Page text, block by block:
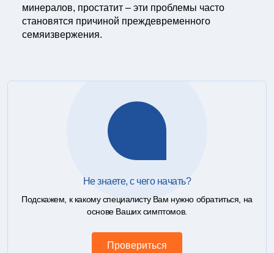
минералов, простатит – эти проблемы часто
становятся причиной преждевременного
семяизвержения.
Не знаете, с чего начать?
Подскажем, к какому специалисту Вам нужно обратиться, на
основе Ваших симптомов.
Провериться